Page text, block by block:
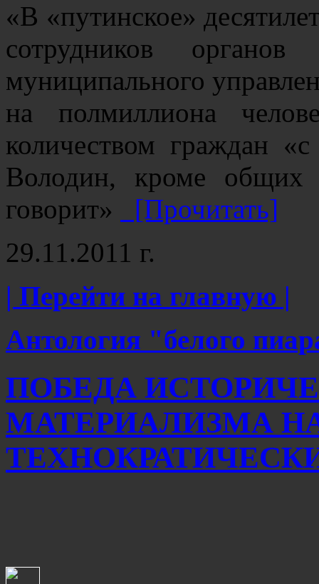
«В «путинское»
сотрудников
муниципального
на полмиллиона
количеством граждан
Володин, кроме общих
говорит»
[Прочитать]
29.11.2011 г.
| Перейти на главную |
Антология "белого
ПОБЕДА
МАТЕРИАЛИЗМА